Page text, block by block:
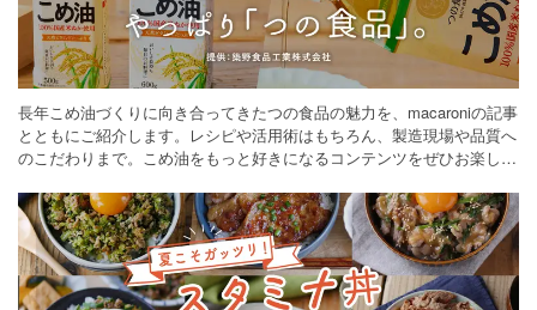
長年こめ油づくりに向き合ってきたつの食品の魅力を、macaroniの記事
とともにご紹介します。レシピや活用術はもちろん、製造現場や品質へ
のこだわりまで。こめ油をもっと好きになるコンテンツをぜひお楽しみ